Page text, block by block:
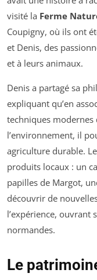
visité la Ferme
Coupigny, où ils ont
et Denis, des
et à leurs animaux.
Denis a partagé sa
expliquant qu’en
techniques modernes
l’environnement, il
agriculture durable.
produits locaux : un
papilles de Margot,
découvrir de
l’expérience,
normandes.
Le